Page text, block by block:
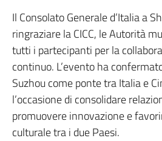
Il Consolato Generale d’Italia a
ringraziare la CICC, le Autorità
tutti i partecipanti per la
continuo. L’evento ha
Suzhou come ponte tra Italia e
l’occasione di consolidare
promuovere innovazione e
culturale tra i due Paesi.